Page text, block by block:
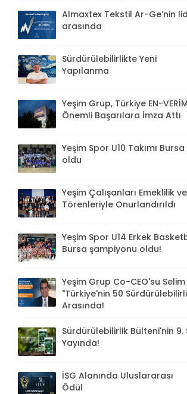
Almaxtex Tekstil Ar-Ge’nin
arasında
Sürdürülebilirlikte Yeni
Yapılanma
Yeşim Grup, Türkiye EN-
Önemli Başarılara İmza Attı
Yeşim Spor U10 Takımı
oldu
Yeşim Çalışanları Emeklilik
Törenleriyle Onurlandırıldı
Yeşim Spor U14 Erkek
Bursa şampiyonu oldu!
Yeşim Grup Co-CEO'su
"Türkiye'nin 50
Arasında!
Sürdürülebilirlik Bülteni'nin 9.
Yayında!
İSG Alanında Uluslararası
Ödül